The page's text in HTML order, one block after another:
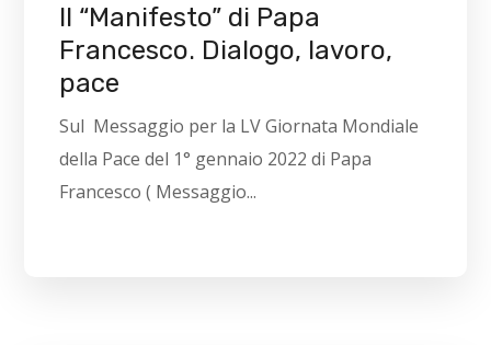
Il “Manifesto” di Papa
Francesco. Dialogo, lavoro,
pace
Sul Messaggio per la LV Giornata Mondiale
della Pace del 1° gennaio 2022 di Papa
Francesco ( Messaggio...